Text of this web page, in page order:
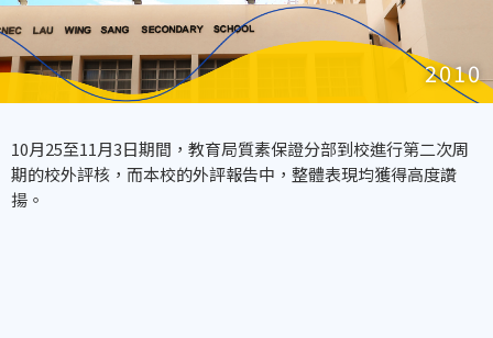
2010
10月25至11月3日期間，教育局質素保證分部到校進行第二次周
期的校外評核，而本校的外評報告中，整體表現均獲得高度讚
揚。